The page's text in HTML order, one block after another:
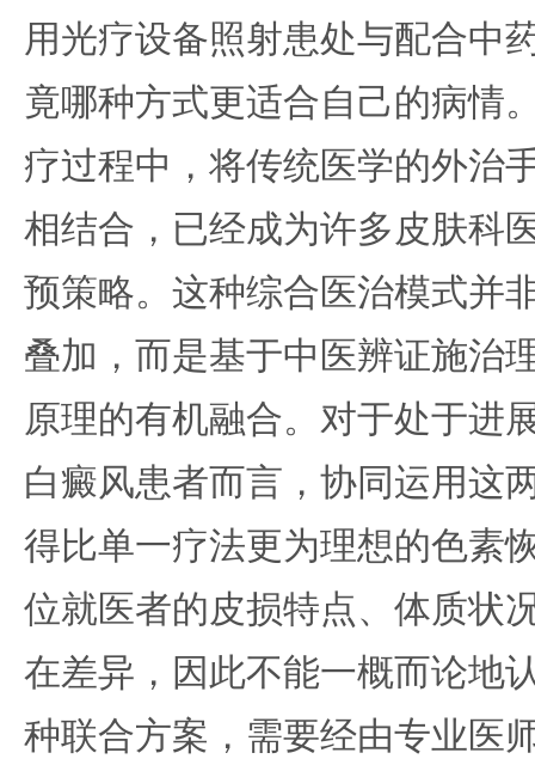
用光疗设备照射患处与配合中
竟哪种方式更适合自己的病情
疗过程中，将传统医学的外治
相结合，已经成为许多皮肤科
预策略。这种综合医治模式并
叠加，而是基于中医辨证施治
原理的有机融合。对于处于进
白癜风患者而言，协同运用这
得比单一疗法更为理想的色素
位就医者的皮损特点、体质状
在差异，因此不能一概而论地
种联合方案，需要经由专业医